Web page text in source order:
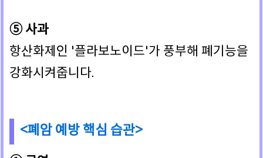
⑤ 사과
항산화제인 '플라보노이드'가 풍부해 폐기능을
강화시켜줍니다.
<폐암 예방 핵심 습관>